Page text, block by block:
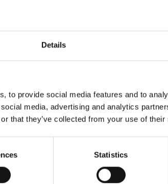
Details
to provide social media features and to
media, advertising and analytics
that they’ve collected from your use of
Statistics